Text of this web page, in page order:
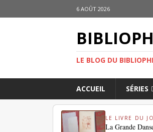
6 AOÛT 2026
LE BLOG DU
ACCUEIL SÉRIES
LE LIVRE DU
La Grande